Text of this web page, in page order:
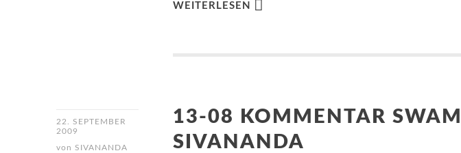
WEITERLESEN
22. SEPTEMBER
2009
von SIVANANDA
13-08 KOMMENTAR SWAMI
SIVANANDA